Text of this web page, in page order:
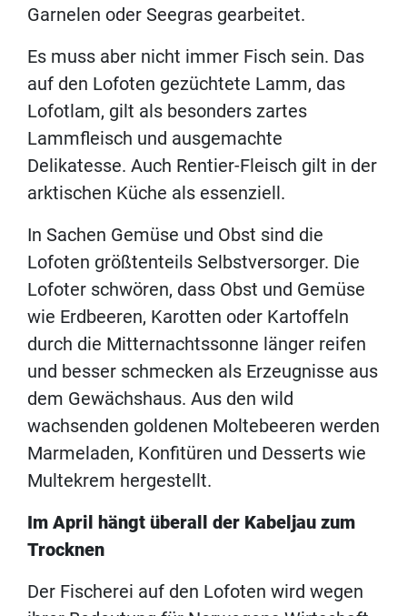
Garnelen oder Seegras gearbeitet.
Es muss aber nicht immer Fisch sein. Das
auf den Lofoten gezüchtete Lamm, das
Lofotlam, gilt als besonders zartes
Lammfleisch und ausgemachte
Delikatesse. Auch Rentier-Fleisch gilt in der
arktischen Küche als essenziell.
In Sachen Gemüse und Obst sind die
Lofoten größtenteils Selbstversorger. Die
Lofoter schwören, dass Obst und Gemüse
wie Erdbeeren, Karotten oder Kartoffeln
durch die Mitternachtssonne länger reifen
und besser schmecken als Erzeugnisse aus
dem Gewächshaus. Aus den wild
wachsenden goldenen Moltebeeren werden
Marmeladen, Konfitüren und Desserts wie
Multekrem hergestellt.
Im April hängt überall der Kabeljau zum
Trocknen
Der Fischerei auf den Lofoten wird wegen